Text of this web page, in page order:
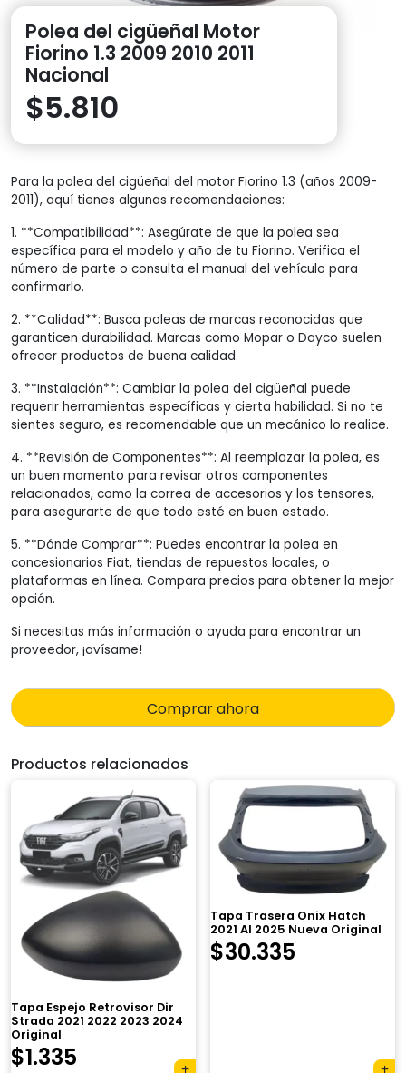
Polea del cigüeñal Motor
Fiorino 1.3 2009 2010 2011
Nacional
$5.810
Para la polea del cigüeñal del motor Fiorino 1.3 (años 2009-
2011), aquí tienes algunas recomendaciones:
1. **Compatibilidad**: Asegúrate de que la polea sea
específica para el modelo y año de tu Fiorino. Verifica el
número de parte o consulta el manual del vehículo para
confirmarlo.
2. **Calidad**: Busca poleas de marcas reconocidas que
garanticen durabilidad. Marcas como Mopar o Dayco suelen
ofrecer productos de buena calidad.
3. **Instalación**: Cambiar la polea del cigüeñal puede
requerir herramientas específicas y cierta habilidad. Si no te
sientes seguro, es recomendable que un mecánico lo realice.
4. **Revisión de Componentes**: Al reemplazar la polea, es
un buen momento para revisar otros componentes
relacionados, como la correa de accesorios y los tensores,
para asegurarte de que todo esté en buen estado.
5. **Dónde Comprar**: Puedes encontrar la polea en
concesionarios Fiat, tiendas de repuestos locales, o
plataformas en línea. Compara precios para obtener la mejor
opción.
Si necesitas más información o ayuda para encontrar un
proveedor, ¡avísame!
Comprar ahora
Productos relacionados
Tapa Espejo Retrovisor Dir
Strada 2021 2022 2023 2024
Original
$1.335
Tapa Trasera Onix Hatch
2021 Al 2025 Nueva Original
$30.335